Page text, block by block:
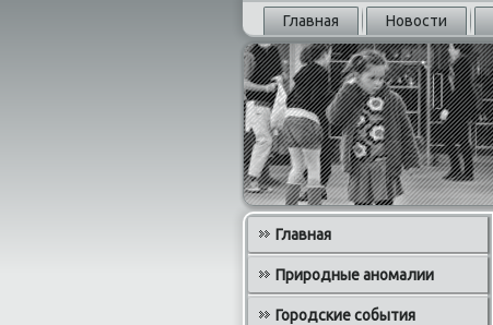
Главная Новости
Главная
Природные аномалии
Городские события